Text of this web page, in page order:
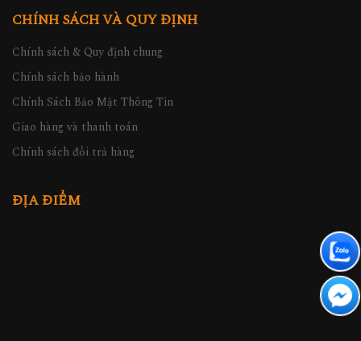
CHÍNH SÁCH VÀ QUY ĐỊNH
Chính sách & Quy định chung
Chính sách bảo hành
Chính Sách Bảo Mật Thông Tin
Giao hàng và thanh toán
Chính sách đổi trả hàng
ĐỊA ĐIỂM